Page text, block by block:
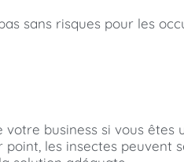
sans risques pour les
business si vous êtes
les insectes